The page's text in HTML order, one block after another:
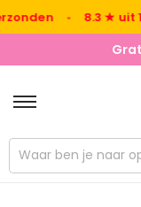
• 8.3 ★ uit